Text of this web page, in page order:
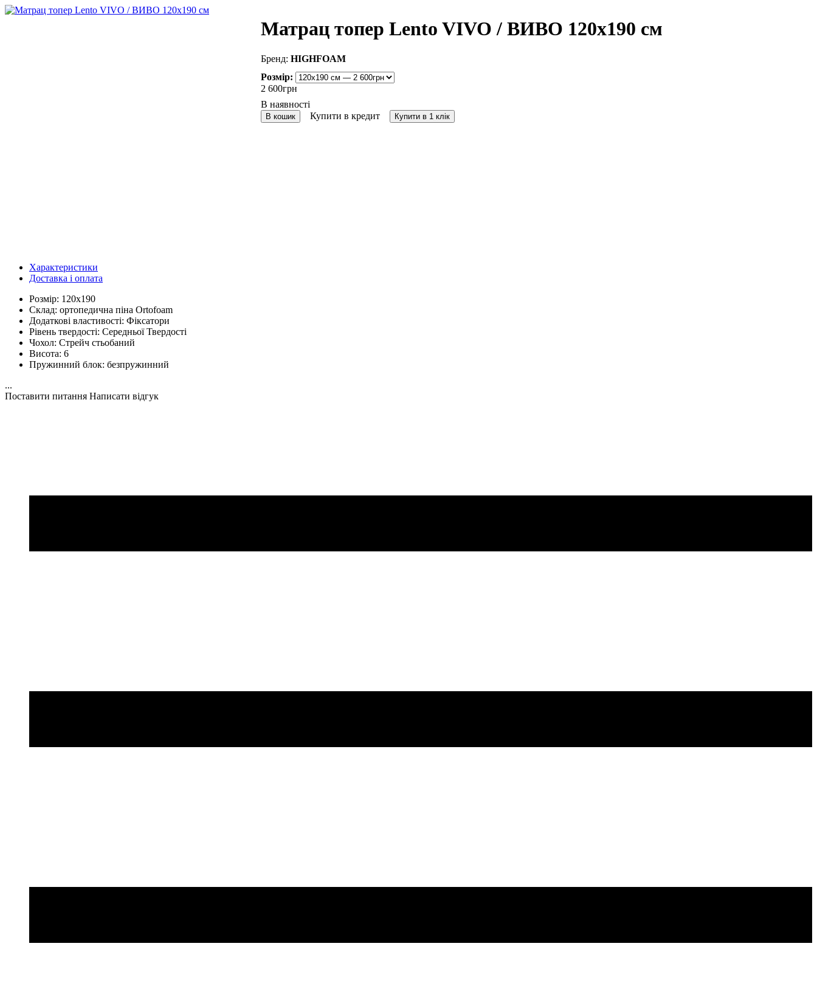
Матрац топер Lento VIVO / ВИВО 120х190 см
HIGHFOAM
Розмір:
2 600грн
В кошик Купити в кредит Купити в 1 клік
Характеристики
Доставка і оплата
Розмір: 120х190
Склад: ортопедична піна Ortofoam
Додаткові властивості: Фіксатори
Рівень твердості: Середньої Твердості
Чохол: Стрейч стьобаний
Висота: 6
Пружинний блок: безпружинний
...
Поставити питання Написати відгук